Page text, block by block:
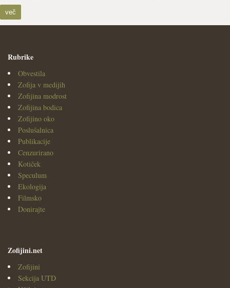
več
Rubrike
Obvestila
Zofija v medijih
Zofijina modrost
Zofijina bodica
Zofijino oko
Poslušalnica
Publikacije
Cenzurirano
Kotiček
Speculum
Ekologija
Filmsko
Donirajte
Zofijini.net
Zofijini
Sekcija UTD